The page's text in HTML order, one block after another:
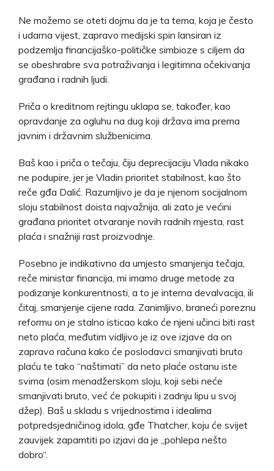
Ne možemo se oteti dojmu da je ta tema, koja je često
i udarna vijest, zapravo medijski spin lansiran iz
podzemlja financijaško-političke simbioze s ciljem da
se obeshrabre sva potraživanja i legitimna očekivanja
građana i radnih ljudi.
Priča o kreditnom rejtingu uklapa se, također, kao
opravdanje za ogluhu na dug koji država ima prema
javnim i državnim službenicima.
Baš kao i priča o tečaju, čiju deprecijaciju Vlada nikako
ne podupire, jer je Vladin prioritet stabilnost, kao što
reče gđa Dalić. Razumljivo je da je njenom socijalnom
sloju stabilnost doista najvažnija, ali zato je većini
građana prioritet otvaranje novih radnih mjesta, rast
plaća i snažniji rast proizvodnje.
Posebno je indikativno da umjesto smanjenja tečaja,
reče ministar financija, mi imamo druge metode za
podizanje konkurentnosti, a to je interna devalvacija, ili
čitaj, smanjenje cijene rada. Zanimljivo, braneći poreznu
reformu on je stalno isticao kako će njeni učinci biti rast
neto plaća, međutim vidljivo je iz ove izjave da on
zapravo računa kako će poslodavci smanjivati bruto
plaću te tako “naštimati” da neto plaće ostanu iste
svima (osim menadžerskom sloju, koji sebi neće
smanjivati bruto, već će pokupiti i zadnju lipu u svoj
džep). Baš u skladu s vrijednostima i idealima
potpredsjedničinog idola, gđe Thatcher, koju će svijet
zauvijek zapamtiti po izjavi da je „pohlepa nešto
dobro“.